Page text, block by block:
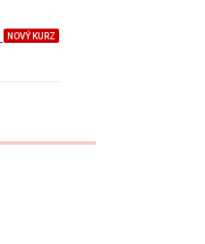
NOVÝ KURZ